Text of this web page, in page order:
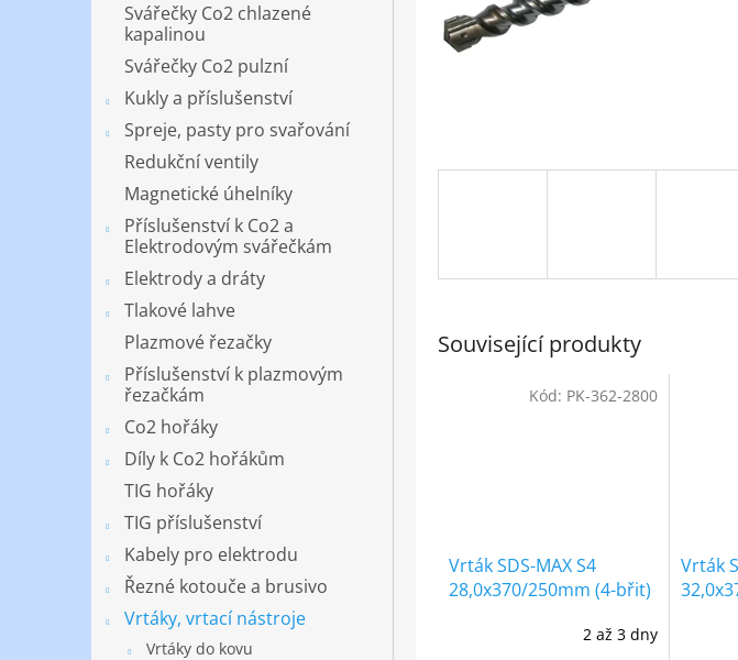
Svářečky Co2 chlazené
kapalinou
Svářečky Co2 pulzní
Kukly a příslušenství
Spreje, pasty pro svařování
Redukční ventily
Magnetické úhelníky
Příslušenství k Co2 a
Elektrodovým svářečkám
Elektrody a dráty
Tlakové lahve
Plazmové řezačky
Příslušenství k plazmovým
řezačkám
Co2 hořáky
Díly k Co2 hořákům
TIG hořáky
TIG příslušenství
Kabely pro elektrodu
Řezné kotouče a brusivo
Vrtáky, vrtací nástroje
Vrtáky do kovu
Související produkty
Vrták SDS-MAX S4
28,0x370/250mm (4-břit)
2 až 3 dny
Kód: PK-362-2800
Vrták